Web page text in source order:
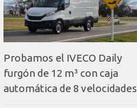
Probamos el IVECO Daily
furgón de 12 m³ con caja
automática de 8 velocidades